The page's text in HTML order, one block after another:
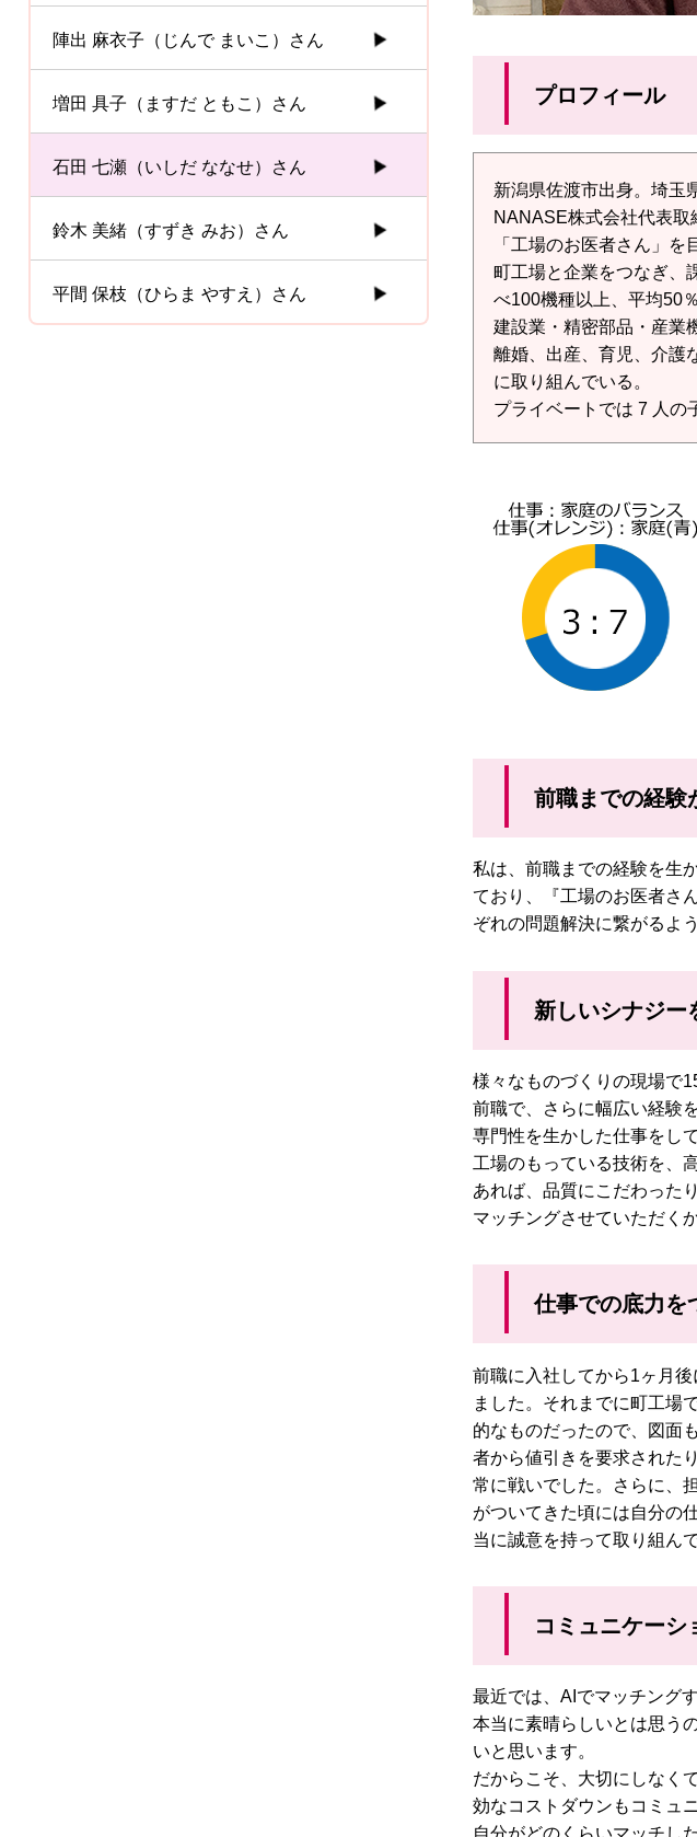
陣出 麻衣子（じんで まいこ）さん
増田 具子（ますだ ともこ）さん
石田 七瀬（いしだ ななせ）さん
鈴木 美緒（すずき みお）さん
平間 保枝（ひらま やすえ）さん
プロフィール
新潟県佐渡市出身。埼玉
NANASE株式会社代表取
「工場のお医者さん」を
町工場と企業をつなぎ、
べ100機種以上、平均50
建設業・精密部品・産業
離婚、出産、育児、介護
に取り組んでいる。
プライベートでは 7 人の
前職までの経験
私は、前職までの経験を生
ており、『工場のお医者さ
ぞれの問題解決に繋がるよ
新しいシナジー
様々なものづくりの現場で
前職で、さらに幅広い経験
専門性を生かした仕事をし
工場のもっている技術を、
あれば、品質にこだわった
マッチングさせていただく
仕事での底力を
前職に入社してから1ヶ月
ました。それまでに町工場
的なものだったので、図面
者から値引きを要求された
常に戦いでした。さらに、
がついてきた頃には自分の
当に誠意を持って取り組ん
コミュニケーシ
最近では、AIでマッチング
本当に素晴らしいとは思う
いと思います。
だからこそ、大切にしなく
効なコストダウンもコミュ